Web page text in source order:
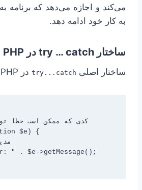
می‌کند و اجازه می‌دهد که برنامه
به کار خود ادامه دهد.
ساختار try … catch در PHP
ساختار اصلی try...catch در PHP به شکل زیر است:
$e) {